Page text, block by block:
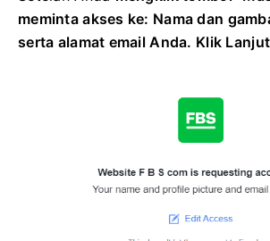
meminta akses ke: Nama dan
serta alamat email Anda. Klik